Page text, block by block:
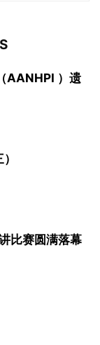
AANHPI ）遗
比赛圆满落幕